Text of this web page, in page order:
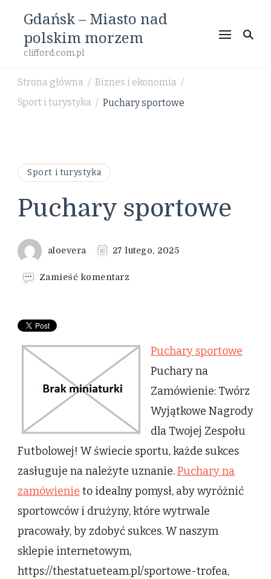
Gdańsk – Miasto nad
polskim morzem
clifford.com.pl
Strona główna / Biznes i ekonomia /
Sport i turystyka / Puchary sportowe
Sport i turystyka
Puchary sportowe
aloevera 27 lutego, 2025
Zamieść komentarz
Puchary sportowe
Puchary na
Zamówienie: Twórz
Wyjątkowe Nagrody
dla Twojej Zespołu
Futbolowej! W świecie sportu, każde sukces
zasługuje na należyte uznanie.Puchary na
zamówienie to idealny pomysł, aby wyróżnić
sportowców i drużyny, które wytrwale
pracowały, by zdobyć sukces. W naszym
sklepie internetowym,
https://thestatueteam.pl/sportowe-trofea,